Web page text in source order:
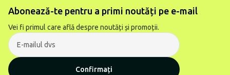
Abonează-te pentru a primi noutăți pe e-mail
Vei fi primul care află despre noutăți și promoții.
Confirmați